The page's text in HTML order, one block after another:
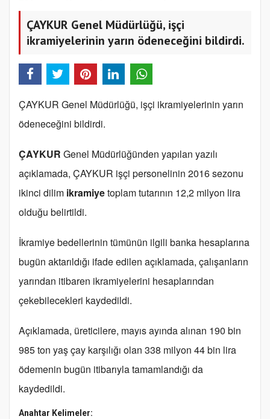
ÇAYKUR Genel Müdürlüğü, işçi
ikramiyelerinin yarın ödeneceğini bildirdi.
ÇAYKUR Genel Müdürlüğü, işçi ikramiyelerinin yarın
ödeneceğini bildirdi.
ÇAYKUR Genel Müdürlüğünden yapılan yazılı
açıklamada, ÇAYKUR işçi personelinin 2016 sezonu
ikinci dilim ikramiyetoplam tutarının 12,2 milyon lira
olduğu belirtildi.
İkramiye bedellerinin tümünün ilgili banka hesaplarına
bugün aktarıldığı ifade edilen açıklamada, çalışanların
yarından itibaren ikramiyelerini hesaplarından
çekebilecekleri kaydedildi.
Açıklamada, üreticilere, mayıs ayında alınan 190 bin
985 ton yaş çay karşılığı olan 338 milyon 44 bin lira
ödemenin bugün itibarıyla tamamlandığı da
kaydedildi.
Anahtar Kelimeler: